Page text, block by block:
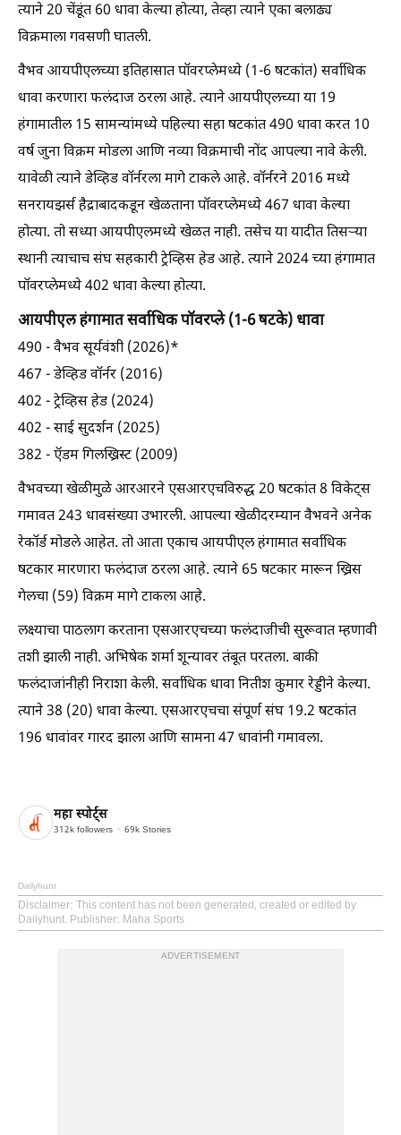
त्याने 20 चेंडूंत 60 धावा केल्या होत्या, तेव्हा त्याने एका बलाढ्य
विक्रमाला गवसणी घातली.
वैभव आयपीएलच्या इतिहासात पॉवरप्लेमध्ये (1-6 षटकांत) सर्वाधिक
धावा करणारा फलंदाज ठरला आहे. त्याने आयपीएलच्या या 19
हंगामातील 15 सामन्यांमध्ये पहिल्या सहा षटकांत 490 धावा करत 10
वर्ष जुना विक्रम मोडला आणि नव्या विक्रमाची नोंद आपल्या नावे केली.
यावेळी त्याने डेव्हिड वॉर्नरला मागे टाकले आहे. वॉर्नरने 2016 मध्ये
सनरायझर्स हैद्राबादकडून खेळताना पॉवरप्लेमध्ये 467 धावा केल्या
होत्या. तो सध्या आयपीएलमध्ये खेळत नाही. तसेच या यादीत तिसऱ्या
स्थानी त्याचाच संघ सहकारी ट्रेव्हिस हेड आहे. त्याने 2024 च्या हंगामात
पॉवरप्लेमध्ये 402 धावा केल्या होत्या.
आयपीएल हंगामात सर्वाधिक पॉवरप्ले (1-6 षटके) धावा
490 - वैभव सूर्यवंशी (2026)*
467 - डेव्हिड वॉर्नर (2016)
402 - ट्रेव्हिस हेड (2024)
402 - साई सुदर्शन (2025)
382 - ऍडम गिलख्रिस्ट (2009)
वैभवच्या खेळीमुळे आरआरने एसआरएचविरुद्ध 20 षटकांत 8 विकेट्स
गमावत 243 धावसंख्या उभारली. आपल्या खेळीदरम्यान वैभवने अनेक
रेकॉर्ड मोडले आहेत. तो आता एकाच आयपीएल हंगामात सर्वाधिक
षटकार मारणारा फलंदाज ठरला आहे. त्याने 65 षटकार मारून ख्रिस
गेलचा (59) विक्रम मागे टाकला आहे.
लक्ष्याचा पाठलाग करताना एसआरएचच्या फलंदाजीची सुरूवात म्हणावी
तशी झाली नाही. अभिषेक शर्मा शून्यावर तंबूत परतला. बाकी
फलंदाजांनीही निराशा केली. सर्वाधिक धावा नितीश कुमार रेड्डीने केल्या.
त्याने 38 (20) धावा केल्या. एसआरएचचा संपूर्ण संघ 19.2 षटकांत
196 धावांवर गारद झाला आणि सामना 47 धावांनी गमावला.
महा स्पोर्ट्स
312k followers 69k Stories
Dailyhunt
Disclaimer: This content has not been generated, created or edited by
Dailyhunt. Publisher: Maha Sports
ADVERTISEMENT